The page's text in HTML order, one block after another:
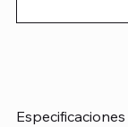
Especificaciones